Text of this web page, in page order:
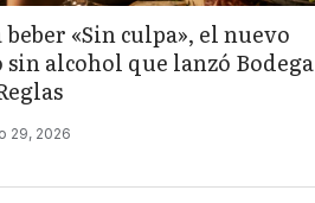
beber «Sin culpa», el nuevo
alcohol que lanzó Bodega
29, 2026